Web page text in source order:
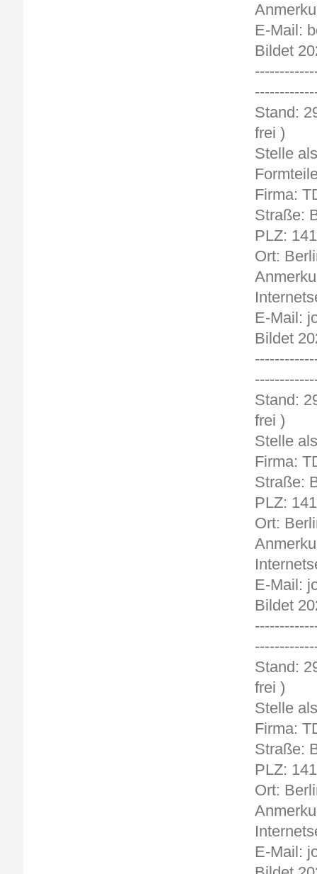
E-Mail:
Bildet
frei )
Stelle
Firma:
Straße:
PLZ:
Ort:
E-Mail:
Bildet
frei )
Stelle
Firma:
Straße:
PLZ:
Ort:
E-Mail:
Bildet
frei )
Stelle
Firma:
Straße:
PLZ:
Ort:
E-Mail: